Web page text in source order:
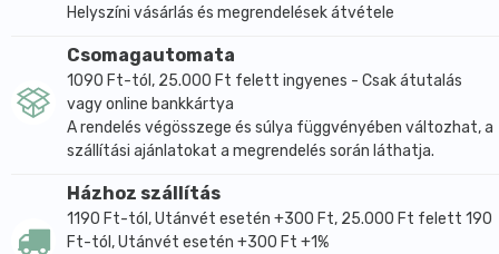
Helyszíni vásárlás és megrendelések átvétele
Csomagautomata
1090 Ft-tól, 25.000 Ft felett ingyenes - Csak átutalás
vagy online bankkártya
A rendelés végösszege és súlya függvényében változhat, a
szállítási ajánlatokat a megrendelés során láthatja.
Házhoz szállítás
1190 Ft-tól, Utánvét esetén +300 Ft, 25.000 Ft felett 190
Ft-tól, Utánvét esetén +300 Ft +1%